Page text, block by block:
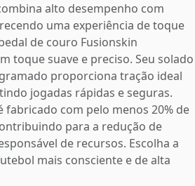
alto desempenho com
uma experiência de toque
de couro Fusionskin
toque suave e preciso. Seu solado
proporciona tração ideal
jogadas rápidas e seguras.
fabricado com pelo menos 20% de
para a redução de
de recursos. Escolha a
mais consciente e de alta